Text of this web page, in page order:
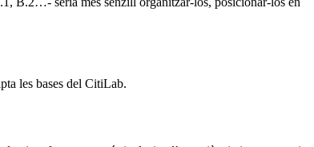
les bases del CitiLab.